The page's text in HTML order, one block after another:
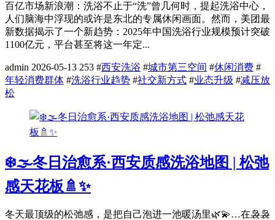
百亿市场新浪潮：洗浴不止于“洗”曾几何时，提起洗浴中心，
人们脑海中浮现的或许是东北的专属休闲画面。然而，美团最
新数据揭示了一个新趋势：2025年中国洗浴行业规模预计突破
1100亿元，平台甚至将这一年定...
admin 2026-05-13 253 #西安洗浴 #城市第三空间 #休闲消费 #
年轻消费群体 #洗浴行业趋势 #社交新方式 #业态升级 #减压放
松
❄️🌫️冬日治愈系·西安质感洗浴地图 | 松弛
感天花板🚿✨
冬天最顶级的松弛感，是把自己泡进一池暖汤里🌿💫…在袅袅